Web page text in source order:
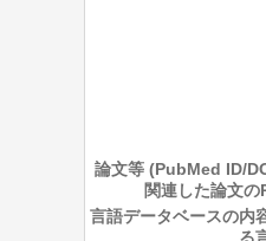
論文等 (PubMed ID/
関連した論文
言語データベースの内
る